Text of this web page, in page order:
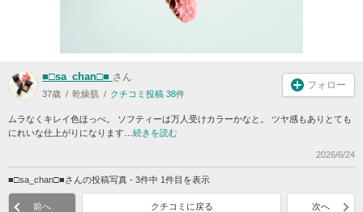
■□sa_chan□■ さん
37歳 乾燥肌 クチコミ投稿 38件
フォロー
ムラなくキレイ色ほっぺ。 ソフティーは万人受けカラーかなと。 ツヤ感もありとても
にれいな仕上がりになります… 続きを読む
2026/6/24
■□sa_chan□■さんの投稿写真 - 3件中 1件目を表示
前へ クチコミに戻る 次へ